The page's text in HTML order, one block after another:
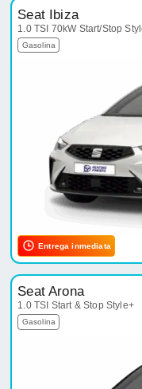
Seat Ibiza
1.0 TSI 70kW Start/Stop
Gasolina
Entrega inmediata
Seat Arona
1.0 TSI Start & Stop Style+
Gasolina